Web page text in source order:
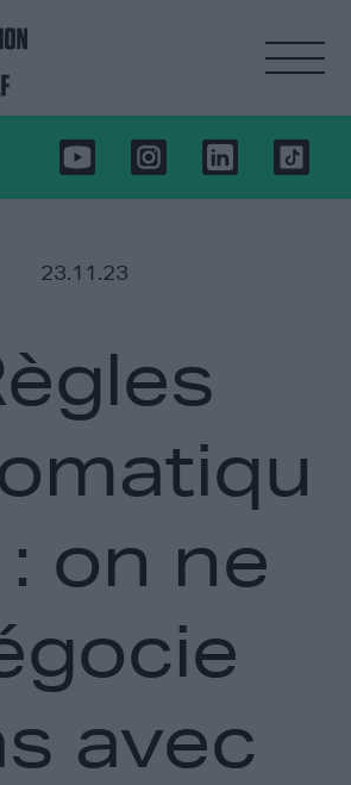
23.11.23
on ne
avec